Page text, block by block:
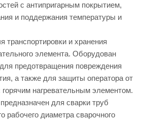
с антипригарным покрытием,
и поддержания температуры и
транспортировки и хранения
элемента. Оборудован
предотвращения повреждения
а также для защиты оператора от
горячим нагревательным элементом.
для сварки труб
рабочего диаметра сварочного